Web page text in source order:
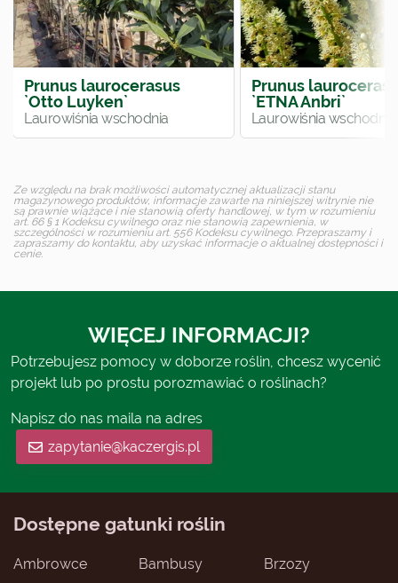
Prunus laurocerasus
`Otto Luyken`
Laurowiśnia wschodnia
Prunus
`ETNA Anbri`
Laurowiśnia wschodnia
Ze względu na brak możliwości automatycznej aktualizacji stanu
magazynowego produktów, informacje zawarte na niniejszej witrynie nie
są prawnie wiążące i nie stanowią oferty handlowej, w tym w rozumieniu
art. 66 § 1 Kodeksu cywilnego oraz nie stanowią zapewnienia, w
szczególności w rozumieniu art. 556 Kodeksu cywilnego. Przepraszamy i
zapraszamy do kontaktu, aby uzyskać informacje o aktualnej dostępności i
cenie.
WIĘCEJ INFORMACJI?
Potrzebujesz pomocy w doborze roślin, chcesz wycenić
projekt lub po prostu porozmawiać o roślinach?
Napisz do nas maila na adres
zapytanie@kaczergis.pl
Dostępne gatunki roślin
Ambrowce Bambusy
Brzozy